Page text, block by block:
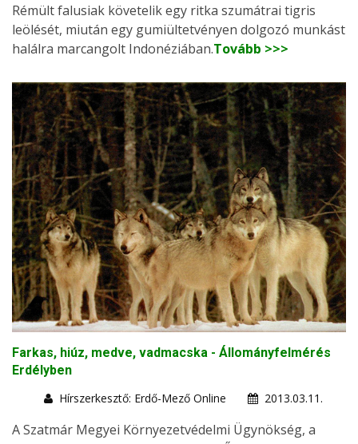
Rémült falusiak követelik egy ritka szumátrai tigris
leölését, miután egy gumiültetvényen dolgozó munkást
halálra marcangolt Indonéziában.Tovább >>>
Farkas, hiúz, medve, vadmacska - Állományfelmérés
Erdélyben
Hírszerkesztő: Erdő-Mező Online
2013.03.11.
A Szatmár Megyei Környezetvédelmi Ügynökség, a